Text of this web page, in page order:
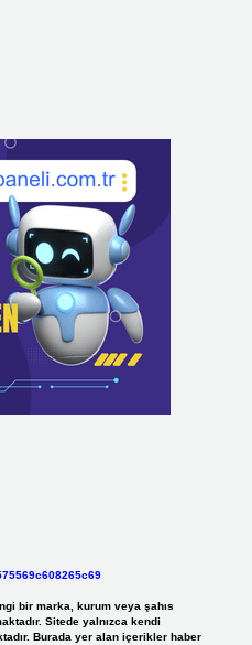
bir marka, kurum veya şahıs
Sitede yalnızca kendi
Burada yer alan içerikler haber